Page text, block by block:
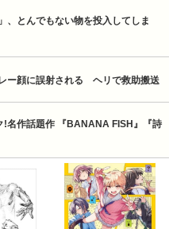
、とんでもない物を投入してしま
ー顔に誤射される　ヘリで救助搬送
!名作話題作 『BANANA FISH』『詩